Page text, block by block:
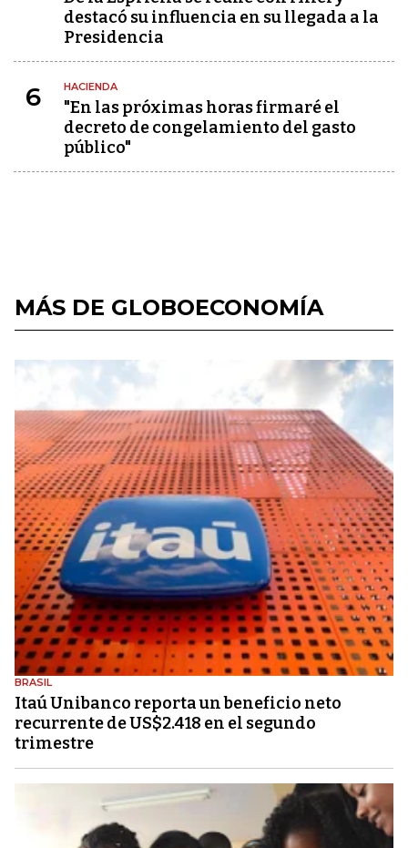
destacó su influencia en su llegada a la
Presidencia
6 HACIENDA
"En las próximas horas firmaré el
decreto de congelamiento del gasto
público"
MÁS DE GLOBOECONOMÍA
BRASIL
Itaú Unibanco reporta un beneficio neto
recurrente de US$2.418 en el segundo
trimestre